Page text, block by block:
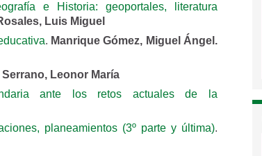
e Historia: geoportales, literatura
Luis Miguel
. Manrique Gómez, Miguel Ángel.
Serrano, Leonor María
ante los retos actuales de la
planeamientos (3º parte y última).